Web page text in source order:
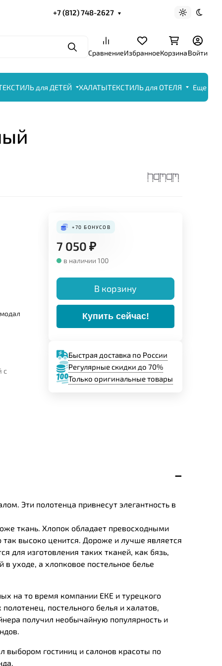
+7 (812) 748-2627 Светлая
ПоискСравнениеИзбранноеКорзинаВойти
для ДЕТЕЙ ХАЛАТЫТЕКСТИЛЬ для ОТЕЛЯ Еще
с
+70 БОНУСОВ
7 050 ₽
в наличии 100
В корзину
Купить сейчас!
Быстрая доставка по России
Регулярные скидки до 70%
Только оригинальные товары
Эти полотенца привнесут элегантность в
ткань. Хлопок обладает превосходными
высоко ценится. Дороже и лучше является
для изготовления таких тканей, как бязь,
уходе, а хлопковое постельное белье
на то время компании ЕКЕ и турецкого
постельного белья и халатов,
получил необычайную популярность и
выбором гостиниц и салонов красоты по